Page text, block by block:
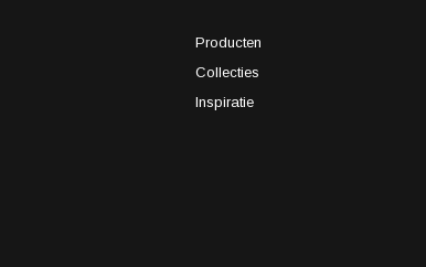
Producten
Collecties
Inspiratie